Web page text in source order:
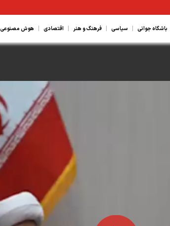
باشگاه جوانی | سیاسی | فرهنگ و هنر | اقتصادی | هوش مصنوعی،